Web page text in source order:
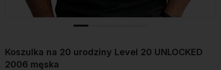
Koszulka na 20 urodziny Level 20 UNLOCKED
2006 męska